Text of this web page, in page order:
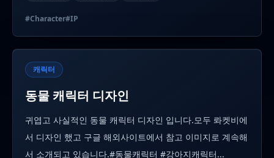
#Character#IP
캐릭터
동물 캐릭터 디자인
귀엽고 사실적인 동물 캐릭터 디자인 입니다.모두 롸켓비에
서 디자인 했고 구글 해외사이트에서 참고 이미지로 계속해
서 소개되고 있습니다.#동물캐릭터 #강아지캐릭터...